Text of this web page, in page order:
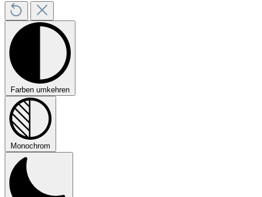
Farben umkehren
Monochrom